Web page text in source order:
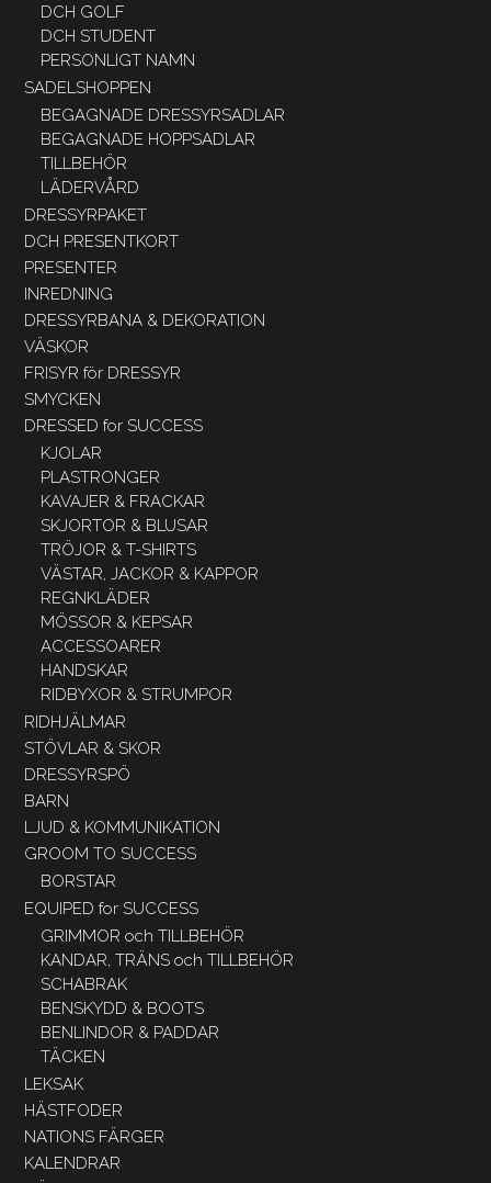
DCH GOLF
DCH STUDENT
PERSONLIGT NAMN
SADELSHOPPEN
BEGAGNADE DRESSYRSADLAR
BEGAGNADE HOPPSADLAR
TILLBEHÖR
LÄDERVÅRD
DRESSYRPAKET
DCH PRESENTKORT
PRESENTER
INREDNING
DRESSYRBANA & DEKORATION
VÄSKOR
FRISYR för DRESSYR
SMYCKEN
DRESSED for SUCCESS
KJOLAR
PLASTRONGER
KAVAJER & FRACKAR
SKJORTOR & BLUSAR
TRÖJOR & T-SHIRTS
VÄSTAR, JACKOR & KAPPOR
REGNKLÄDER
MÖSSOR & KEPSAR
ACCESSOARER
HANDSKAR
RIDBYXOR & STRUMPOR
RIDHJÄLMAR
STÖVLAR & SKOR
DRESSYRSPÖ
BARN
LJUD & KOMMUNIKATION
GROOM TO SUCCESS
BORSTAR
EQUIPED for SUCCESS
GRIMMOR och TILLBEHÖR
KANDAR, TRÄNS och TILLBEHÖR
SCHABRAK
BENSKYDD & BOOTS
BENLINDOR & PADDAR
TÄCKEN
LEKSAK
HÄSTFODER
NATIONS FÄRGER
KALENDRAR